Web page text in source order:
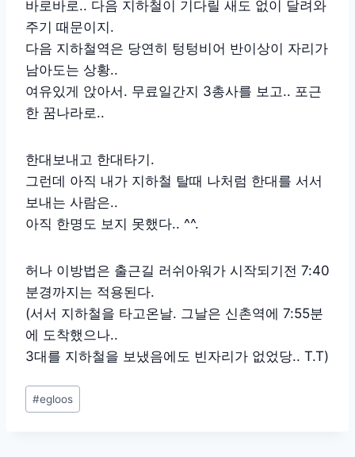
바로바로.. 다음 지하철이 기다릴 새도 없이 달려와
주기 때문이지.
다음 지하철역은 당연히 텅텅비어 반이상이 자리가
남아도는 상황..
여유있게 앉아서. 무료일간지 3총사를 보고.. 포근
한 꿈나라로..
한대보내고 한대타기.
그런데 아직 내가 지하철 탈때 나처럼 한대를 서서
보내는 사람은..
아직 한명도 보지 못했다.. ^^.
허나 이방법은 출근길 러쉬아워가 시작되기전 7:40
분경까지는 적용된다.
(서서 지하철을 타고온날. 그날은 신촌역에 7:55분
에 도착했으나..
3대를 지하철을 보냈음에도 빈자리가 없었당.. T.T)
Post
Tags:
#egloos